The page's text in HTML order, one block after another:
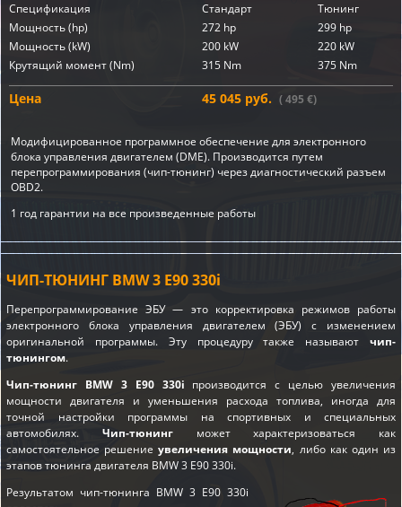
Спецификация Стандарт
Тюнинг
Мощность (hp)
272 hp
299 hp
Мощность (kW)
200 kW
220 kW
Крутящий момент (Nm)
315 Nm 375 Nm
Цена 45 045 руб. ( 495 €)
Модифицированное программное обеспечение для электронного
блока управления двигателем (DME). Производится путем
перепрограммирования (чип-тюнинг) через диагностический разъем
OBD2.
1 год гарантии на все произведенные работы
ЧИП-ТЮНИНГ BMW 3 E90 330i
Перепрограммирование ЭБУ — это корректировка режимов работы
электронного блока управления двигателем (ЭБУ) с изменением
оригинальной программы. Эту процедуру также называют чип-
тюнингом.
Чип-тюнинг BMW 3 E90 330i производится с целью увеличения
мощности двигателя и уменьшения расхода топлива, иногда для
точной настройки программы на спортивных и специальных
автомобилях. Чип-тюнингможет характеризоваться как
самостоятельное решениеувеличения мощности, либо как один из
этаповтюнинга двигателя BMW 3 E90 330i.
Результатом чип-тюнинга BMW 3 E90 330i